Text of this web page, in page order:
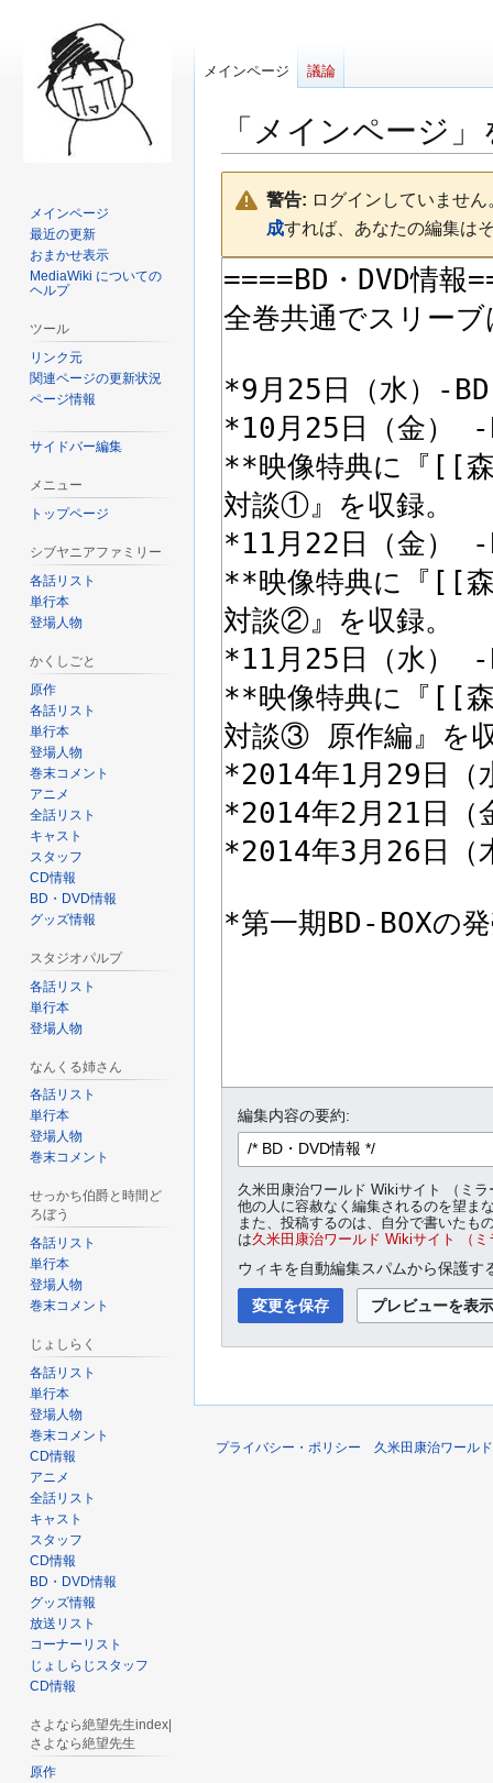
「 メインページ
ー
シ
ョ
ン
移
移
動
警告: ログインしていませ
成すれば、あなたの編集は
編集内容の要約:
久米田康治ワールド Wikiサイト （ミ
他の人に容赦なく編集されるのを望ま
また、投稿するのは、自分で書いたも
は久米田康治ワールド Wikiサイト （
ウィキを自動編集スパムから保護す
メインページ 議論
メインページ
最近の更新
おまかせ表示
MediaWiki についての
ヘルプ
ツール
リンク元
関連ページの更新状況
ページ情報
サイドバー編集
メニュー
トップページ
シブヤニアファミリー
各話リスト
単行本
登場人物
かくしごと
原作
各話リスト
単行本
登場人物
巻末コメント
アニメ
全話リスト
キャスト
スタッフ
CD情報
BD・DVD情報
グッズ情報
スタジオパルプ
各話リスト
単行本
登場人物
なんくる姉さん
各話リスト
単行本
登場人物
巻末コメント
せっかち伯爵と時間ど
ろぼう
各話リスト
単行本
登場人物
巻末コメント
じょしらく
各話リスト
単行本
登場人物
巻末コメント
CD情報
アニメ
全話リスト
キャスト
スタッフ
CD情報
BD・DVD情報
グッズ情報
放送リスト
コーナーリスト
じょしらじスタッフ
CD情報
さよなら絶望先生index|
さよなら絶望先生
原作
プライバシー・ポリシー 久米田康治ワール